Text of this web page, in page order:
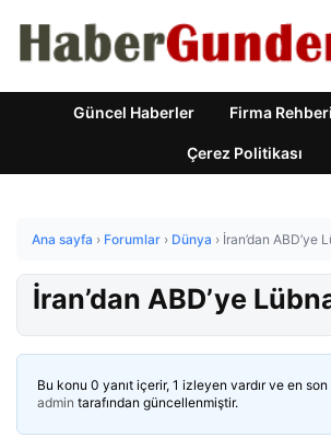
Güncel Haberler Firma Rehberi
Çerez Politikası
Ana sayfa › Forumlar › Dünya › İran’dan ABD’ye
İran’dan ABD’ye
Bu konu 0 yanıt içerir, 1 izleyen vardır ve en son
admin tarafından güncellenmiştir.